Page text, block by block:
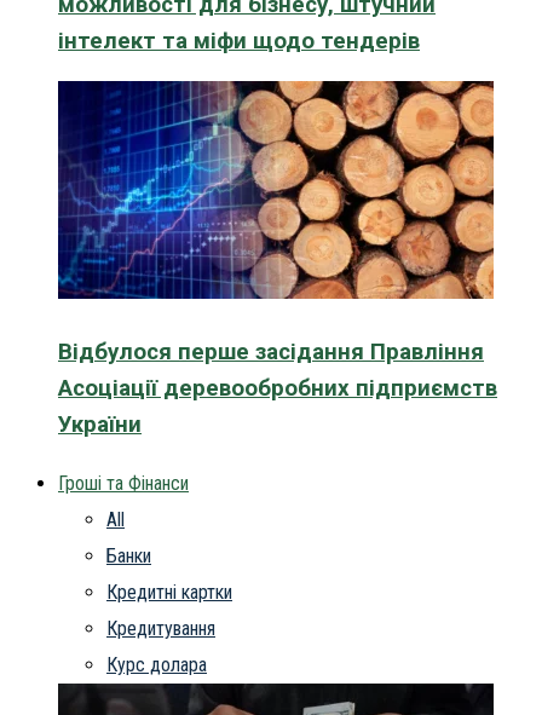
інтелект та міфи щодо тендерів
Відбулося перше засідання Правління
Асоціації деревообробних підприємств
України
Гроші та Фінанси
All
Банки
Кредитні картки
Кредитування
Курс долара